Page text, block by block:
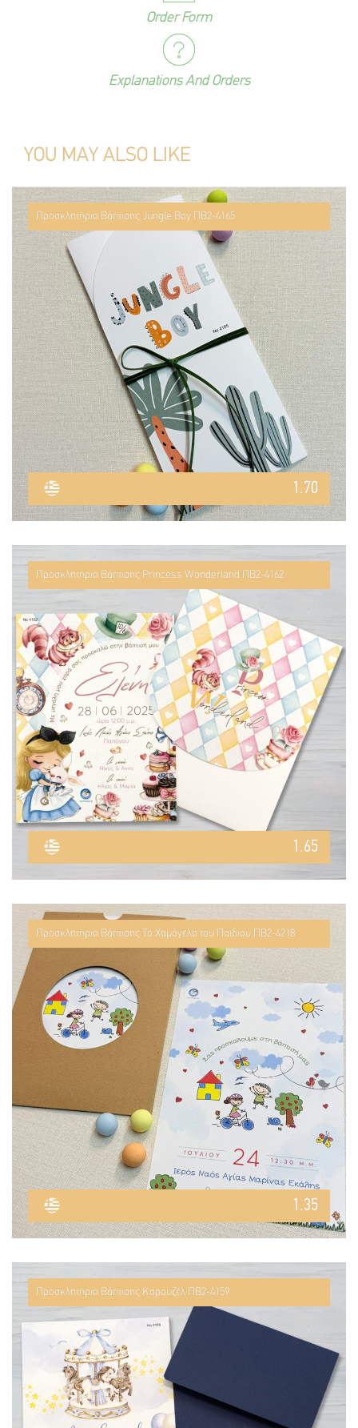
Order Form
Explanations And Orders
YOU MAY ALSO LIKE
Προσκλητήριο Βάπτισης Jungle Boy ΠΒ2-4165
1.70
Προσκλητήριο Βάπτισης Princess Wonderland ΠΒ2-4162
1.65
Προσκλητήριο Βάπτισης Το Χαμόγελο του Παιδιού ΠΒ2-4218
1.35
Προσκλητήριο Βάπτισης Καρουζέλ ΠΒ2-4159